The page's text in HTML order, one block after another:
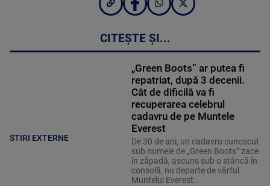
CITEȘTE ȘI...
STIRI EXTERNE
„Green Boots” ar putea fi
repatriat, după 3 decenii.
Cât de dificilă va fi
recuperarea celebrul
cadavru de pe Muntele
Everest
De 30 de ani, un cadavru cunoscut
sub numele de „Green Boots” zace
în zăpadă, ascuns sub o stâncă în
consolă, nu departe de vârful
Muntelui Everest.